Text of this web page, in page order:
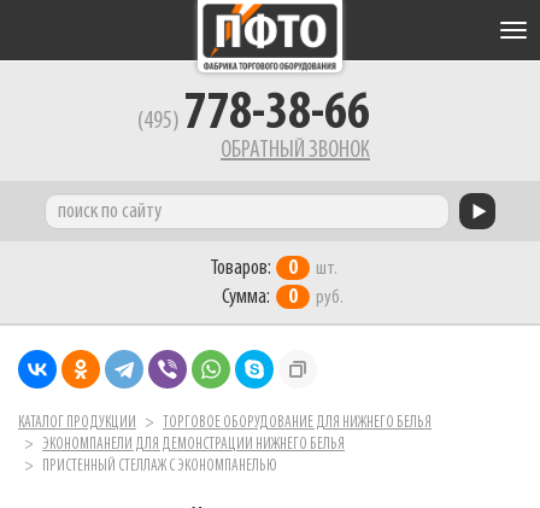
(495) 778-38-66
ОБРАТНЫЙ ЗВОНОК
Товаров: 0 шт.
Сумма: 0 руб.
КАТАЛОГ ПРОДУКЦИИ
ТОРГОВОЕ ОБОРУДОВАНИЕ ДЛЯ НИЖНЕГО БЕЛЬЯ
ЭКОНОМПАНЕЛИ ДЛЯ ДЕМОНСТРАЦИИ НИЖНЕГО БЕЛЬЯ
ПРИСТЕННЫЙ СТЕЛЛАЖ С ЭКОНОМПАНЕЛЬЮ